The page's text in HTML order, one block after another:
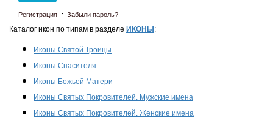
Регистрация · Забыли пароль?
Каталог икон по типам в разделе ИКОНЫ :
Иконы Святой Троицы
Иконы Спасителя
Иконы Божьей Матери
Иконы Святых Покровителей. Мужские имена
Иконы Святых Покровителей. Женские имена